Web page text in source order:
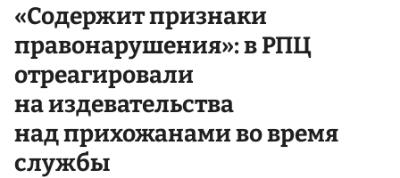
«Содержит признаки
правонарушения»: в РПЦ
отреагировали
на издевательства
над прихожанами во время
службы